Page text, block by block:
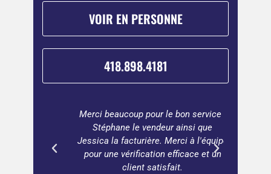
VOIR EN PERSONNE
418.898.4181
Merci beaucoup pour le bon service !
Stéphane le vendeur ainsi que
Jessica la facturière. Merci à l'équipe
pour une vérification efficace et un
client satisfait.